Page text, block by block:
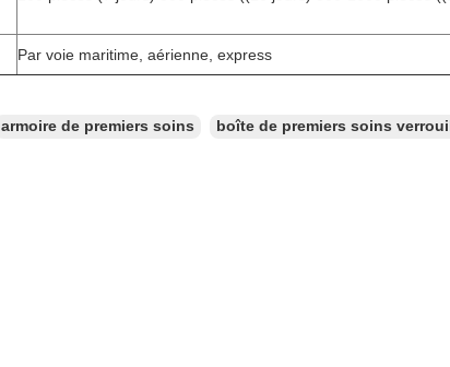
Par voie maritime, aérienne, express
armoire de premiers soins boîte de premiers soins